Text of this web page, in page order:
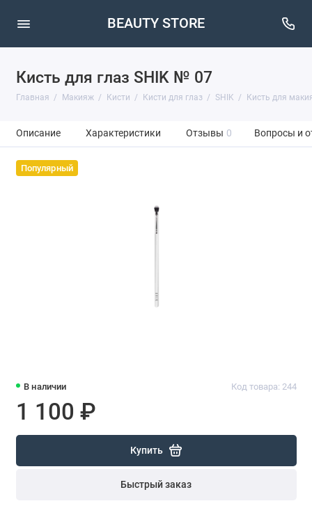
BEAUTY STORE
Кисть для глаз SHIK № 07
Главная Макияж Кисти Кисти для глаз SHIK Кисть для
Описание Характеристики Отзывы 0 Вопросы и
Популярный
В наличии Код товара: 244
1 100 ₽
Купить
Быстрый заказ